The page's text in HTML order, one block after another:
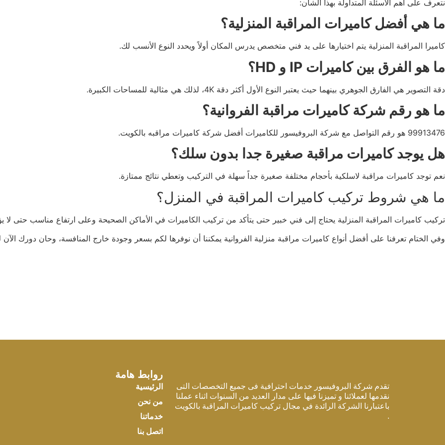
نتعرف على أهم الأسئلة المتداولة بهذا الشأن:
ما هي أفضل كاميرات المراقبة المنزلية؟
كاميرا المراقبة المنزلية يتم اختيارها على يد فني متخصص يدرس المكان أولاً ويحدد النوع الأنسب لك.
ما هو الفرق بين كاميرات IP و HD؟
دقة التصوير هي الفارق الجوهري بينهما حيث يعتبر النوع الأول أكثر دقة 4K، لذلك هي مثالية للمساحات الكبيرة.
ما هو رقم شركة كاميرات مراقبة الفروانية؟
99913476 هو رقم التواصل مع شركة البروفيسور للكاميرات أفضل شركة كاميرات مراقبه بالكويت.
هل يوجد كاميرات مراقبة صغيرة جدا بدون سلك؟
نعم توجد كاميرات مراقبة لاسلكية بأحجام مختلفة صغيرة جداً سهلة في التركيب وتعطي نتائج ممتازة.
ما هي شروط تركيب كاميرات المراقبة في المنزل؟
تركيب كاميرات المراقبة المنزلية يحتاج إلى فني خبير حتى يتأكد من تركيب الكاميرات في الأماكن الصحيحة وعلى ارتفاع مناسب حتى
وفي الختام تعرفنا على أفضل أنواع كاميرات مراقبة منزلية الفروانية يمكننا أن نوفرها لكم بسعر وجودة خارج المنافسة، وحان دورك
تقدم شركة البروفيسور خدمات احترافية فى جميع التخصصات التى
نقدمها لعملائنا و تميزنا فيها على مدار العديد من السنوات اثناء عملنا
باعتبارنا الشركة الرائدة في مجال تركيب كاميرات المراقبة بالكويت
.
روابط هامة
الرئيسية
من نحن
خدماتنا
اتصل بنا